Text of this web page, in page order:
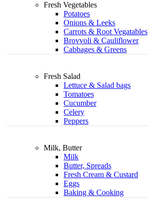
Fresh Vegetables
Potatoes
Onions & Leeks
Carrots & Root Vegatables
Brovvoli & Cauliflower
Cabbages & Greens
Fresh Salad
Lettuce & Salad bags
Tomatoes
Cucumber
Celery
Peppers
Milk, Butter
Milk
Butter, Spreads
Fresh Cream & Custard
Eggs
Baking & Cooking